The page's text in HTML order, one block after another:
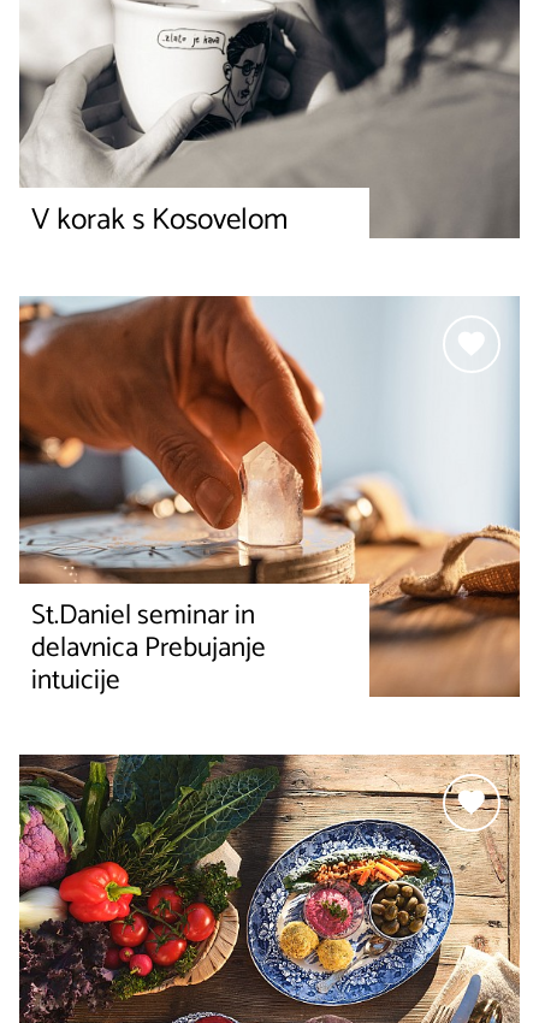
V korak s Kosovelom
St.Daniel seminar in
delavnica Prebujanje
intuicije